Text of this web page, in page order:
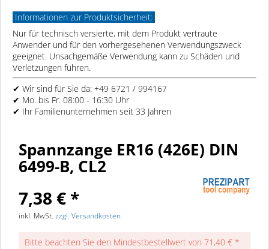
Informationen zur Produktsicherheit:
Nur für technisch versierte, mit dem Produkt vertraute
Anwender und für den vorhergesehenen Verwendungszweck
geeignet. Unsachgemäße Verwendung kann zu Schäden und
Verletzungen führen.
✔ Wir sind für Sie da: +49 6721 / 994167
✔ Mo. bis Fr. 08:00 - 16:30 Uhr
✔ Ihr Familienunternehmen seit 33 Jahren
Spannzange ER16 (426E) DIN
6499-B, CL2
7,38 € *
inkl. MwSt. zzgl. Versandkosten
Bitte beachten Sie den Mindestbestellwert von 71,40 € *